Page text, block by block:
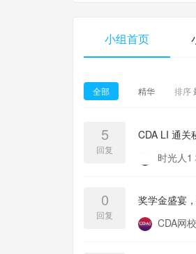
小组首页
全部 精华 排序
5
回复
CDA LI 通关
时光人1
0
回复
奖学金盛宴
CDA网校